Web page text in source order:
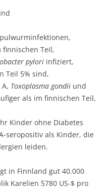
Teil,
pylori infiziert,
Teil 5% sind,
Toxoplasma gondii und
als im finnischen Teil,
Kinder ohne Diabetes
seropositiv als Kinder, die
leiden.
in Finnland gut 40.000
Karelien 5780 US-$ pro